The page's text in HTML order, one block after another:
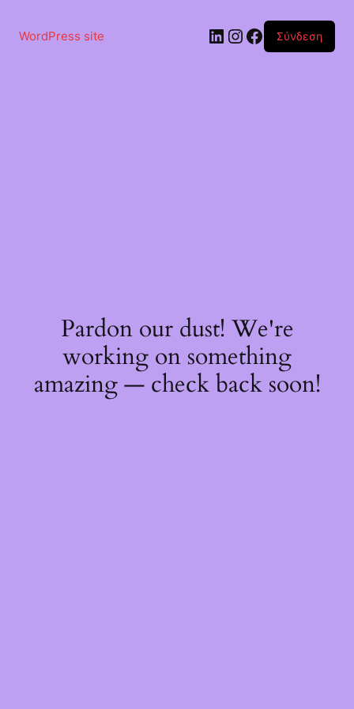
περιεχόμενο
WordPress site Linkedin
Instagram
Facebook
Σύνδεση
Pardon our dust! We're
working on something
amazing — check back soon!